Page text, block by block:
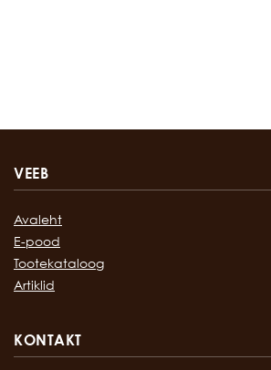
VEEB
Avaleht
E-pood
Tootekataloog
Artiklid
KONTAKT